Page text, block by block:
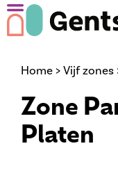
Home >Vijf zones
Zone
Platen